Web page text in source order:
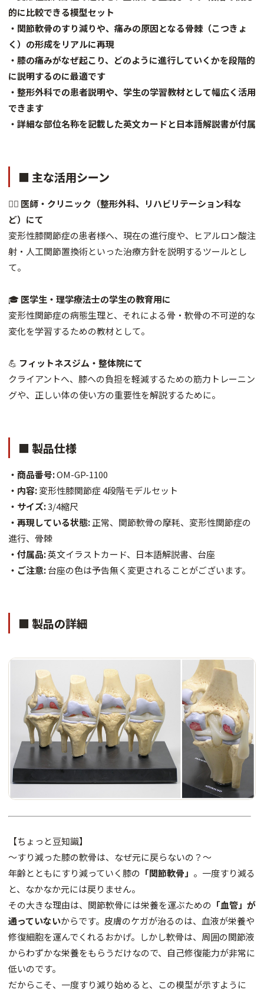
的に比較できる模型セット
・関節軟骨のすり減りや、痛みの原因となる骨棘（こつきょ
く）の形成をリアルに再現
・膝の痛みがなぜ起こり、どのように進行していくかを段階的
に説明するのに最適です
・整形外科での患者説明や、学生の学習教材として幅広く活用
できます
・詳細な部位名称を記載した英文カードと日本語解説書が付属
■ 主な活用シーン
👨‍⚕️ 医師・クリニック（整形外科、リハビリテーション科な
ど）にて
変形性膝関節症の患者様へ、現在の進行度や、ヒアルロン酸注
射・人工関節置換術といった治療方針を説明するツールとし
て。
🎓 医学生・理学療法士の学生の教育用に
変形性関節症の病態生理と、それによる骨・軟骨の不可逆的な
変化を学習するための教材として。
💪 フィットネスジム・整体院にて
クライアントへ、膝への負担を軽減するための筋力トレーニン
グや、正しい体の使い方の重要性を解説するために。
■ 製品仕様
・商品番号:OM-GP-1100
・内容:変形性膝関節症 4段階モデルセット
・サイズ:3/4縮尺
・再現している状態:正常、関節軟骨の摩耗、変形性関節症の
進行、骨棘
・付属品:英文イラストカード、日本語解説書、台座
・ご注意:台座の色は予告無く変更されることがございます。
■ 製品の詳細
【ちょっと豆知識】
～すり減った膝の軟骨は、なぜ元に戻らないの？～
年齢とともにすり減っていく膝の 「関節軟骨」 。一度すり減る
と、なかなか元には戻りません。
その大きな理由は、関節軟骨には栄養を運ぶための 「血管」が
通っていないからです。皮膚のケガが治るのは、血液が栄養や
修復細胞を運んでくれるおかげ。しかし軟骨は、周囲の関節液
からわずかな栄養をもらうだけなので、自己修復能力が非常に
低いのです。
だからこそ、一度すり減り始めると、この模型が示すように